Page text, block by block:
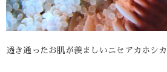
透き通ったお肌が羨ましいニセアカホシ